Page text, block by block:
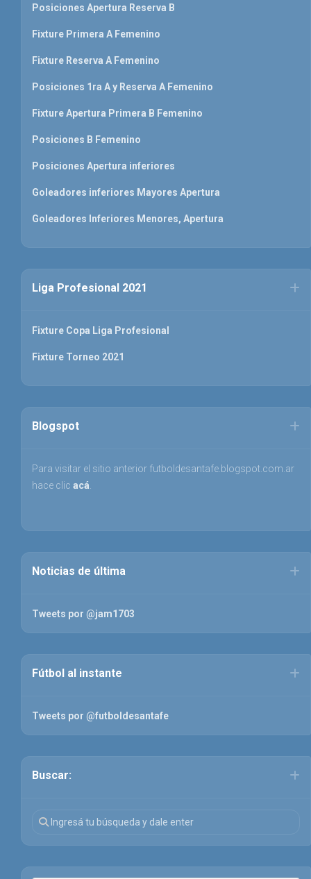
Posiciones Apertura Reserva B
Fixture Primera A Femenino
Fixture Reserva A Femenino
Posiciones 1ra A y Reserva A Femenino
Fixture Apertura Primera B Femenino
Posiciones B Femenino
Posiciones Apertura inferiores
Goleadores inferiores Mayores Apertura
Goleadores Inferiores Menores, Apertura
Liga Profesional 2021
Fixture Copa Liga Profesional
Fixture Torneo 2021
Blogspot
Para visitar el sitio anterior futboldesantafe.blogspot.com.ar
hace clic acá
Noticias de última
Tweets por @jam1703
Fútbol al instante
Tweets por @futboldesantafe
Buscar: